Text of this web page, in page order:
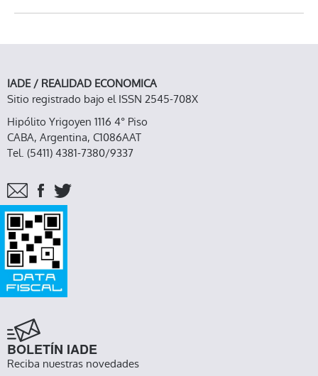
IADE / REALIDAD ECONOMICA
Sitio registrado bajo el ISSN 2545-708X
Hipólito Yrigoyen 1116 4° Piso
CABA, Argentina, C1086AAT
Tel. (5411) 4381-7380/9337
BOLETÍN IADE
Reciba nuestras novedades